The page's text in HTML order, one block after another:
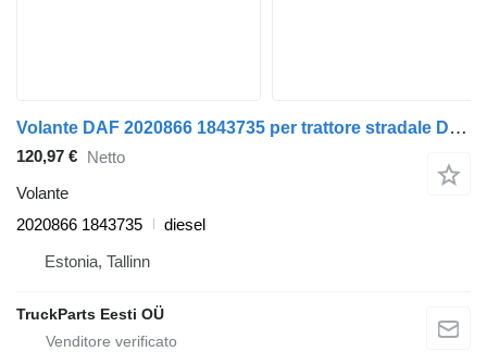
Volante DAF 2020866 1843735 per trattore stradale DAF XF106 (2014-)
120,97 € Netto
Volante
2020866 1843735
diesel
Estonia, Tallinn
TruckParts Eesti OÜ